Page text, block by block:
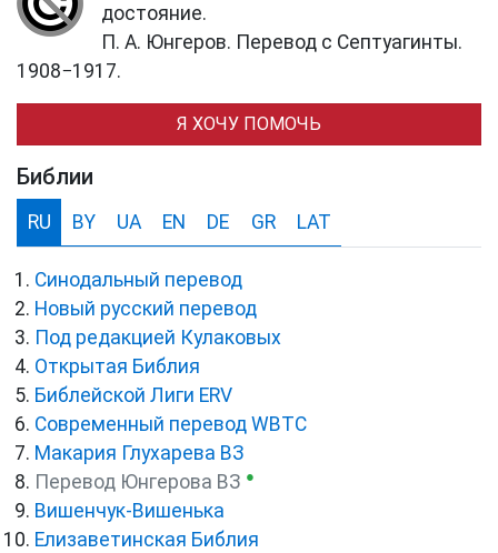
достояние.
П. А. Юнгеров. Перевод с Септуагинты.
1908−1917.
Я ХОЧУ ПОМОЧЬ
Библии
RU BY UA EN DE GR LAT
Синодальный перевод
Новый русский перевод
Под редакцией Кулаковых
Открытая Библия
Библейской Лиги ERV
Cовременный перевод WBTC
Макария Глухарева ВЗ
Перевод Юнгерова ВЗ ●
Вишенчук-Вишенька
Елизаветинская Библия